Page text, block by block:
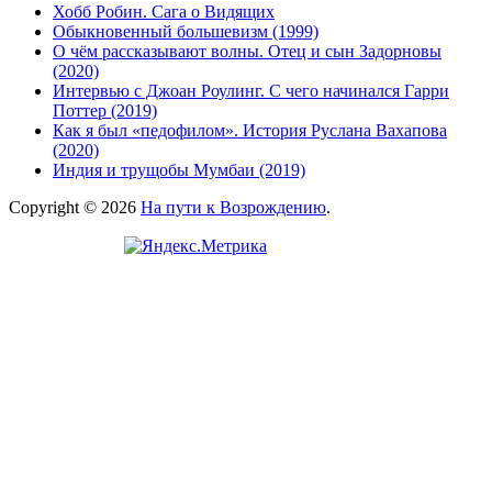
Хобб Робин. Сага о Видящих
Обыкновенный большевизм (1999)
О чём рассказывают волны. Отец и сын Задорновы
(2020)
Интервью с Джоан Роулинг. С чего начинался Гарри
Поттер (2019)
Как я был «педофилом». История Руслана Вахапова
(2020)
Индия и трущобы Мумбаи (2019)
Copyright © 2026 На пути к Возрождению.